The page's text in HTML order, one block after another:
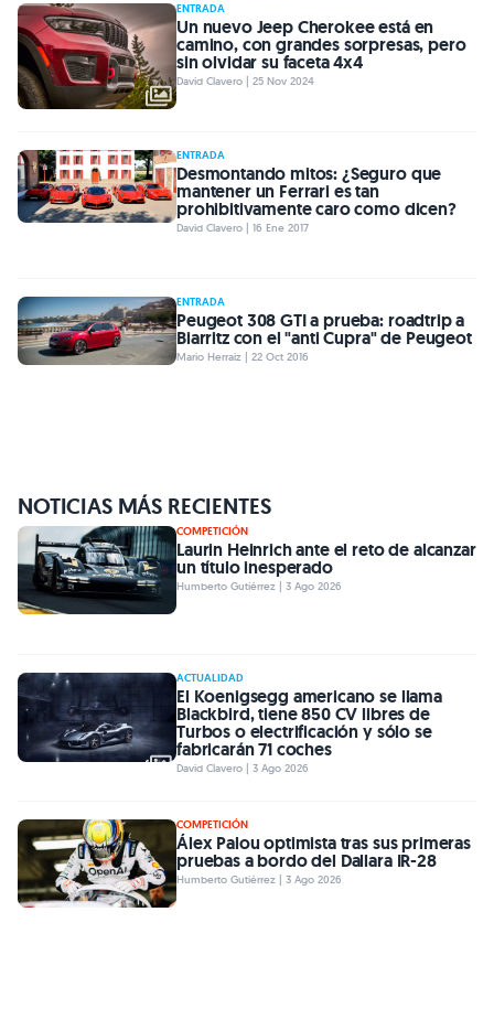
ENTRADA
Un nuevo Jeep Cherokee está en
camino, con grandes sorpresas, pero
sin olvidar su faceta 4x4
David Clavero | 25 Nov 2024
ENTRADA
Desmontando mitos: ¿Seguro que
mantener un Ferrari es tan
prohibitivamente caro como dicen?
David Clavero | 16 Ene 2017
ENTRADA
Peugeot 308 GTI a prueba: roadtrip a
Biarritz con el "anti Cupra" de Peugeot
Mario Herraiz | 22 Oct 2016
NOTICIAS MÁS RECIENTES
COMPETICIÓN
Laurin Heinrich ante el reto de alcanzar
un título inesperado
Humberto Gutiérrez | 3 Ago 2026
ACTUALIDAD
El Koenigsegg americano se llama
Blackbird, tiene 850 CV libres de
Turbos o electrificación y sólo se
fabricarán 71 coches
David Clavero | 3 Ago 2026
COMPETICIÓN
Álex Palou optimista tras sus primeras
pruebas a bordo del Dallara IR-28
Humberto Gutiérrez | 3 Ago 2026